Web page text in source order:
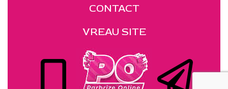
CONTACT
VREAU SITE